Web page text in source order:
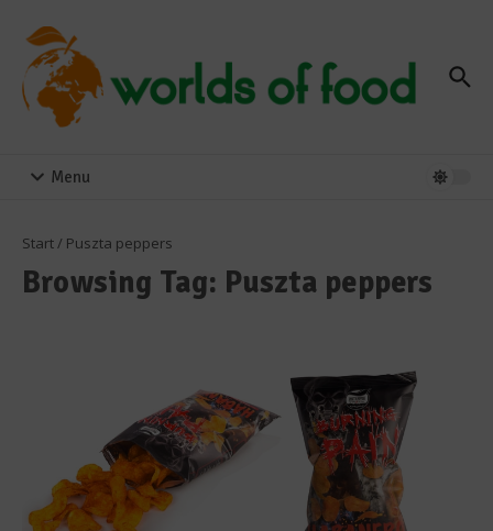
Menu
Start/ Puszta peppers
Browsing Tag: Puszta peppers